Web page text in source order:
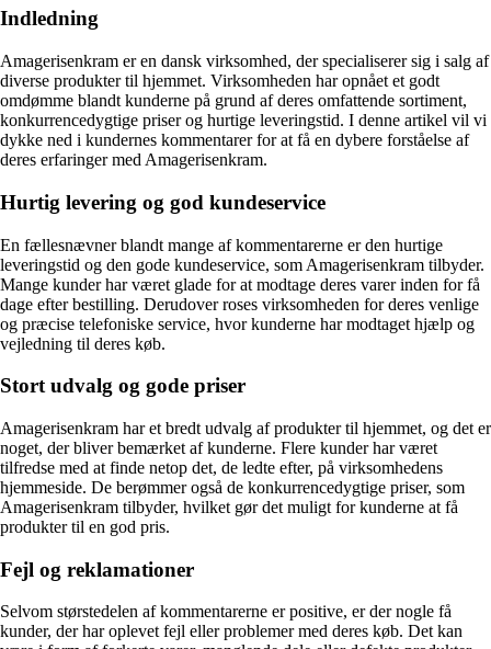
Indledning
Amagerisenkram er en dansk virksomhed, der specialiserer sig i salg af
diverse produkter til hjemmet. Virksomheden har opnået et godt
omdømme blandt kunderne på grund af deres omfattende sortiment,
konkurrencedygtige priser og hurtige leveringstid. I denne artikel vil vi
dykke ned i kundernes kommentarer for at få en dybere forståelse af
deres erfaringer med Amagerisenkram.
Hurtig levering og god kundeservice
En fællesnævner blandt mange af kommentarerne er den hurtige
leveringstid og den gode kundeservice, som Amagerisenkram tilbyder.
Mange kunder har været glade for at modtage deres varer inden for få
dage efter bestilling. Derudover roses virksomheden for deres venlige
og præcise telefoniske service, hvor kunderne har modtaget hjælp og
vejledning til deres køb.
Stort udvalg og gode priser
Amagerisenkram har et bredt udvalg af produkter til hjemmet, og det er
noget, der bliver bemærket af kunderne. Flere kunder har været
tilfredse med at finde netop det, de ledte efter, på virksomhedens
hjemmeside. De berømmer også de konkurrencedygtige priser, som
Amagerisenkram tilbyder, hvilket gør det muligt for kunderne at få
produkter til en god pris.
Fejl og reklamationer
Selvom størstedelen af kommentarerne er positive, er der nogle få
kunder, der har oplevet fejl eller problemer med deres køb. Det kan